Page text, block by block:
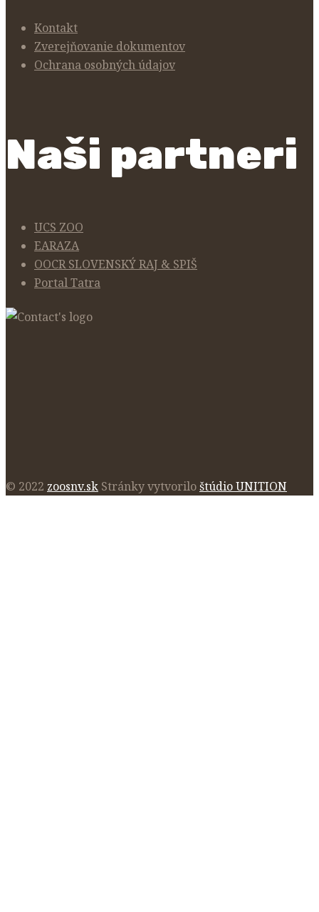
Kontakt
Zverejňovanie dokumentov
Ochrana osobných údajov
Naši partneri
UCS ZOO
EARAZA
OOCR SLOVENSKÝ RAJ & SPIŠ
Portal Tatra
© 2022 zoosnv.sk Stránky vytvoriloštúdio UNITION